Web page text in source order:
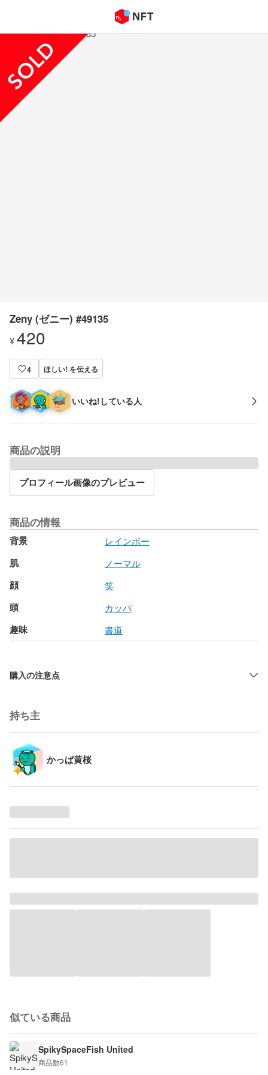
Zeny (ゼニー) #49135
¥420
4 ほしい! を伝える
いいね!している人
商品の説明
プロフィール画像のプレビュー
商品の情報
背景 レインボー
肌 ノーマル
顔 笑
頭 カッパ
趣味 書道
購入の注意点
持ち主
かっぱ黄桜
似ている商品
SpikySpaceFish United
商品数61